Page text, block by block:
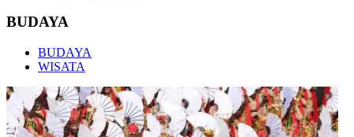
BUDAYA
BUDAYA
WISATA